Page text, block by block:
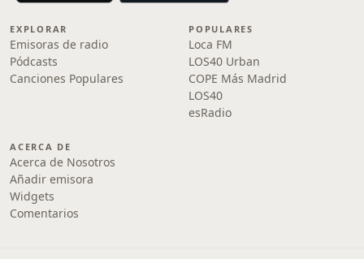
EXPLORAR
Emisoras de radio
Pódcasts
Canciones Populares
POPULARES
Loca FM
LOS40 Urban
COPE Más Madrid
LOS40
esRadio
ACERCA DE
Acerca de Nosotros
Añadir emisora
Widgets
Comentarios